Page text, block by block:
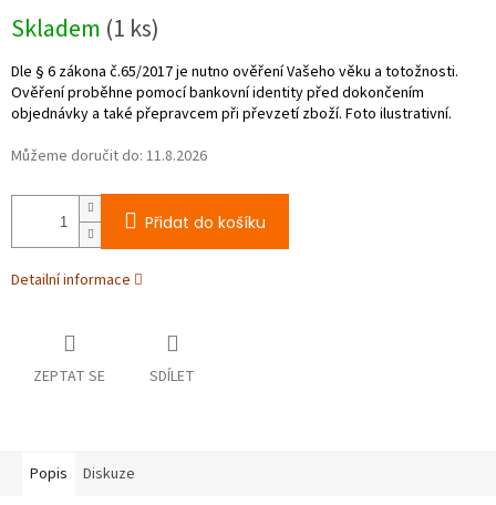
cena:
Skladem (1 ks)
Můžeme doručit do: 11.8.2026
Přidat do košíku
Detailní informace
ZEPTAT SE SDÍLET
Popis Diskuze